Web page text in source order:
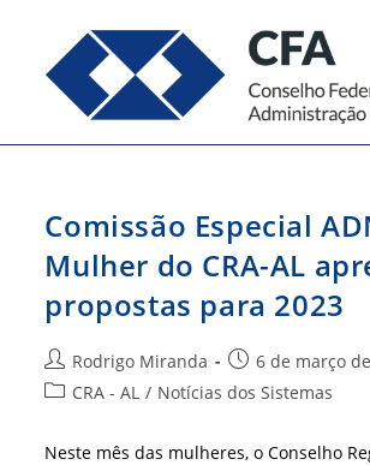
conteúdo
Comissão Especial
Mulher do CRA-AL
propostas para 2023
Autor
do
Rodrigo Miranda
Post
publicado:
6 de março
Categoria
post:
CRA - AL / Notícias dos Sistemas
Neste mês das mulheres, o Conselho